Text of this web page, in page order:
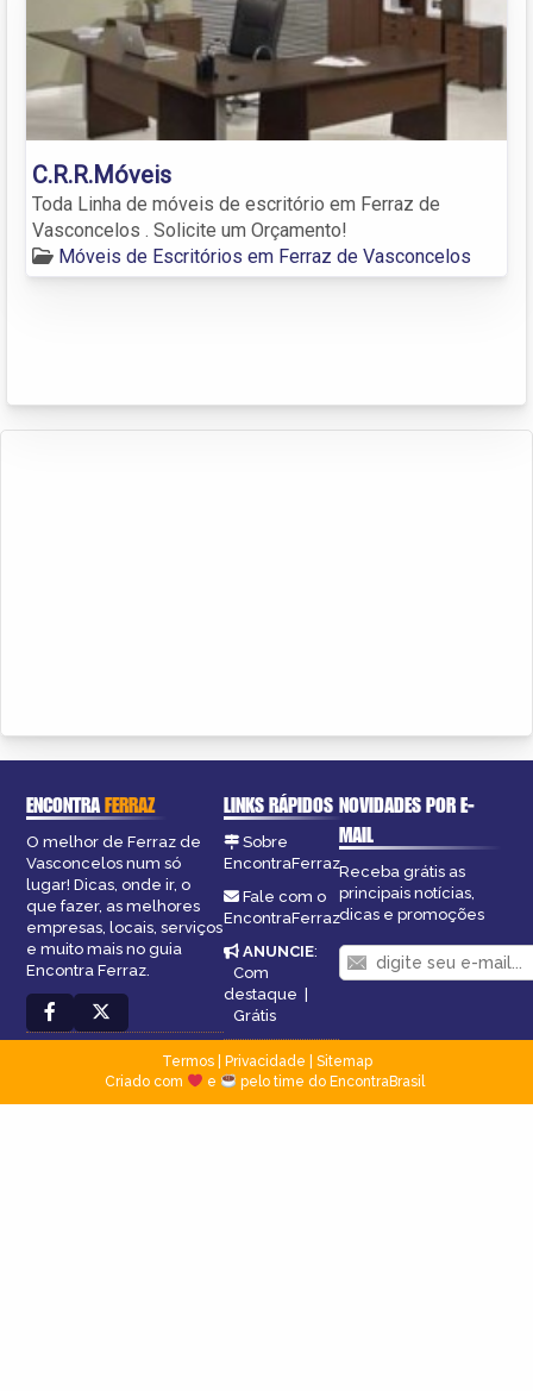
C.R.R.Móveis
Toda Linha de móveis de escritório em Ferraz de
Vasconcelos . Solicite um Orçamento!
Móveis de Escritórios em Ferraz de Vasconcelos
ENCONTRAFERRAZ
O melhor de Ferraz de
Vasconcelos num só
lugar! Dicas, onde ir, o
que fazer, as melhores
empresas, locais, serviços
e muito mais no guia
Encontra Ferraz.
LINKS RÁPIDOS
Sobre
EncontraFerraz
Fale com o
EncontraFerraz
ANUNCIE:
Com
destaque |
Grátis
NOVIDADES POR E-
MAIL
Receba grátis as
principais notícias,
dicas e promoções
Termos| Privacidade
Sitemap
Criado com
e pelo time do EncontraBrasil